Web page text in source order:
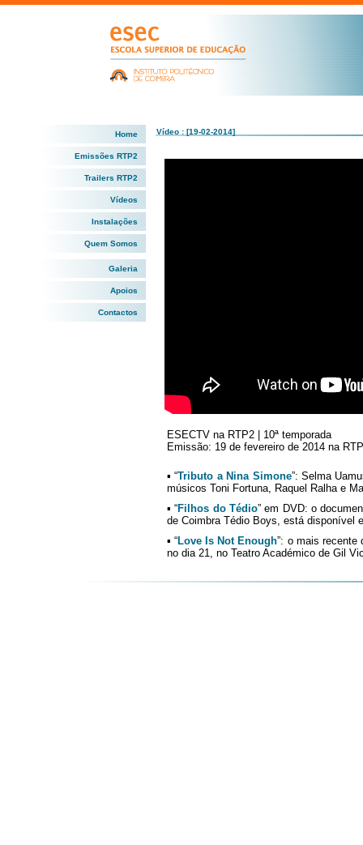
Home
Emissões RTP2
Trailers RTP2
Vídeos
Instalações
Quem Somos
Galeria
Apoios
Contactos
Vídeo : [19-02-2014]
ESECTV na RTP2 | 10ª temporada
Emissão: 19 de fevereiro de 2014 na
▪ “Tributo a Nina Simone”: Selma
músicos Toni Fortuna, Raquel Ralha e
▪ “Filhos do Tédio” em DVD: o
de Coimbra Tédio Boys, está disponível
▪ “Love Is Not Enough”: o mais
no dia 21, no Teatro Académico de Gil